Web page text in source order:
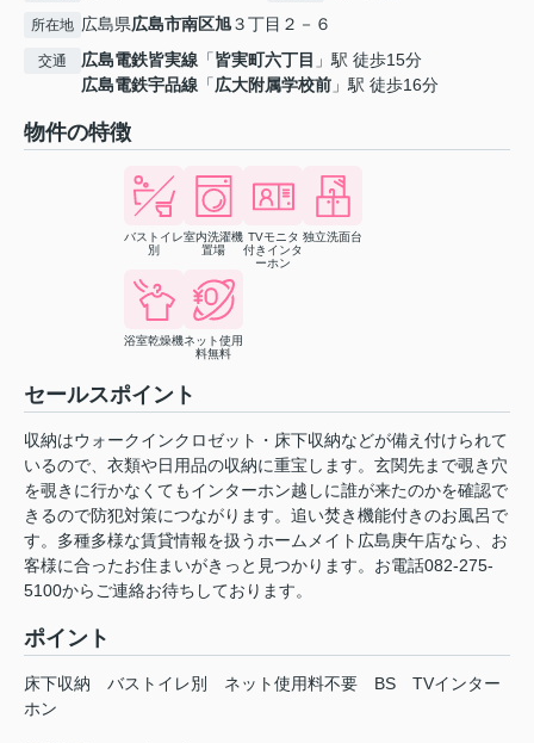
所在地 広島県広島市南区旭３丁目２－６
交通 広島電鉄皆実線 「皆実町六丁目 」駅 徒歩15分
広島電鉄宇品線 「広大附属学校前 」駅 徒歩16分
物件の特徴
バストイレ
別
室内洗濯機
置場
TVモニタ
付きインタ
ーホン
独立洗面台
浴室乾燥機ネット使用
料無料
セールスポイント
収納はウォークインクロゼット・床下収納などが備え付けられて
いるので、衣類や日用品の収納に重宝します。玄関先まで覗き穴
を覗きに行かなくてもインターホン越しに誰が来たのかを確認で
きるので防犯対策につながります。追い焚き機能付きのお風呂で
す。多種多様な賃貸情報を扱うホームメイト広島庚午店なら、お
客様に合ったお住まいがきっと見つかります。お電話082-275-
5100からご連絡お待ちしております。
ポイント
床下収納 バストイレ別 ネット使用料不要 BS
TVインター
ホン